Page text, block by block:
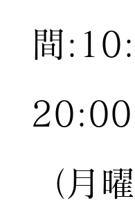
間
20:00
（月